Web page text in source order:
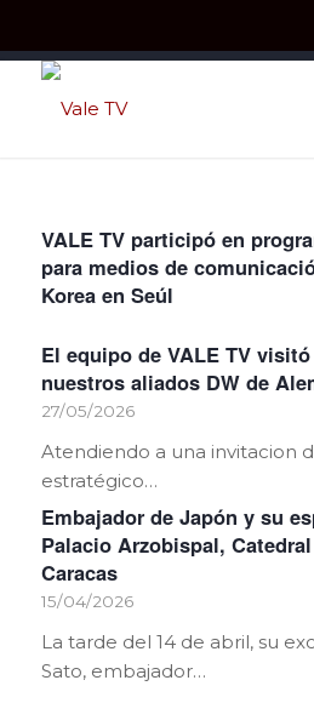
VALE TV participó en
para medios de
Korea en Seúl
El equipo de VALE TV
nuestros aliados DW de
27/05/2026
Atendiendo a una invitacion
estratégico…
Embajador de Japón y su
Palacio Arzobispal,
Caracas
15/04/2026
La tarde del 14 de abril, su
Sato, embajador…